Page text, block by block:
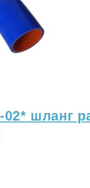
02* шланг